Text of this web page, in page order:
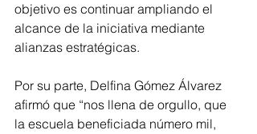
objetivo es continuar ampliando el
alcance de la iniciativa mediante
alianzas estratégicas.
Por su parte, Delfina Gómez Álvarez
afirmó que “nos llena de orgullo, que
la escuela beneficiada número mil,